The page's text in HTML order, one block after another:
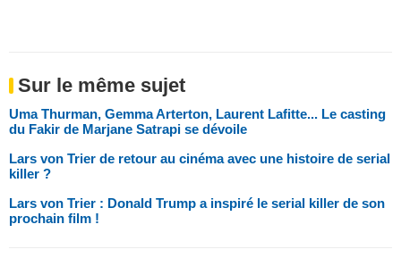
Sur le même sujet
Uma Thurman, Gemma Arterton, Laurent Lafitte... Le casting
du Fakir de Marjane Satrapi se dévoile
Lars von Trier de retour au cinéma avec une histoire de serial
killer ?
Lars von Trier : Donald Trump a inspiré le serial killer de son
prochain film !